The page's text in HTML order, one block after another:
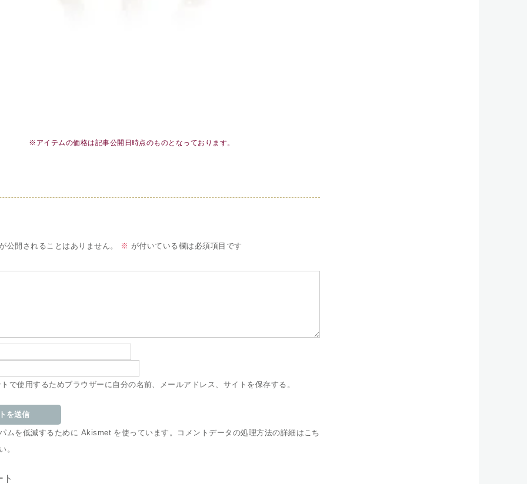
※アイテムの価格は記事公開日時点のものとなっております。
公開されることはありません。 ※ が付いている欄は必須項目です
で使用するためブラウザーに自分の名前、メールアドレス、サイトを保存する。
ムを低減するために Akismet を使っています。
コメントデータの処理方法の詳細はこち
。